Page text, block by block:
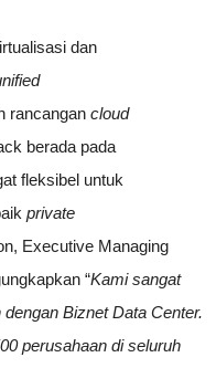
dan
rancangan cloud
berada pada
fleksibel untuk
private
Executive Managing
“Kami sangat
Biznet Data Center.
perusahaan di seluruh